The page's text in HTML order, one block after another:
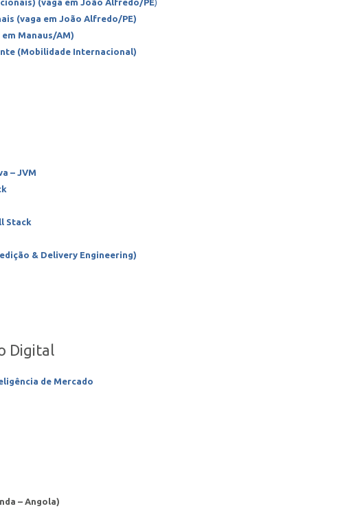
(vaga em João Alfredo/PE)
(vaga em João Alfredo/PE)
Manaus/AM)
(Mobilidade Internacional)
– JVM
Stack
& Delivery Engineering)
Digital
de Mercado
– Angola)